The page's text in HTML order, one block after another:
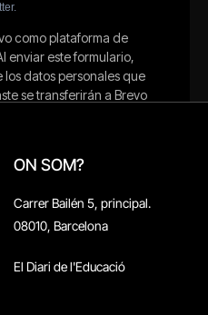
ON SOM?
Carrer Bailén 5, principal.
08010, Barcelona
El Diari de l'Educació